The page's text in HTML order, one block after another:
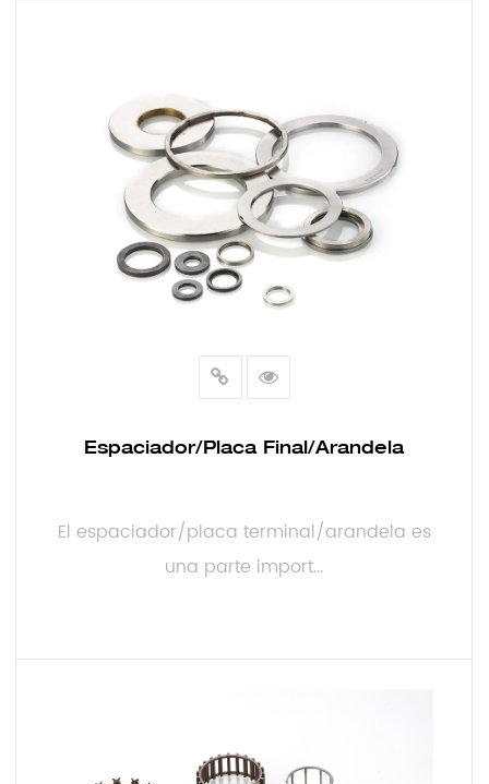
Espaciador/Placa Final/Arandela
El espaciador/placa terminal/arandela es
una parte import...